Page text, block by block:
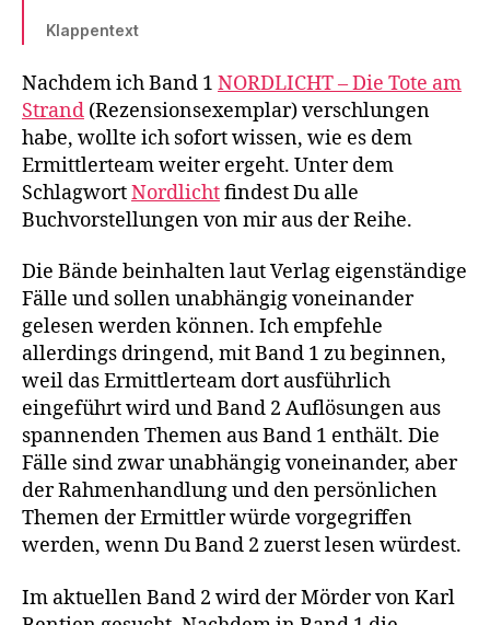
Klappentext
Nachdem ich Band 1 NORDLICHT – Die Tote am
Strand (Rezensionsexemplar) verschlungen
habe, wollte ich sofort wissen, wie es dem
Ermittlerteam weiter ergeht. Unter dem
SchlagwortNordlichtfindest Du alle
Buchvorstellungen von mir aus der Reihe.
Die Bände beinhalten laut Verlag eigenständige
Fälle und sollen unabhängig voneinander
gelesen werden können. Ich empfehle
allerdings dringend, mit Band 1 zu beginnen,
weil das Ermittlerteam dort ausführlich
eingeführt wird und Band 2 Auflösungen aus
spannenden Themen aus Band 1 enthält. Die
Fälle sind zwar unabhängig voneinander, aber
der Rahmenhandlung und den persönlichen
Themen der Ermittler würde vorgegriffen
werden, wenn Du Band 2 zuerst lesen würdest.
Im aktuellen Band 2 wird der Mörder von Karl